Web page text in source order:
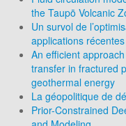
the Taupō Volcanic
Un survol de
applications récentes
An efficient
transfer in fractured
geothermal energy
La géopolitique de
Prior-Constrained